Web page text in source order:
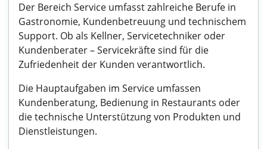
Der Bereich Service umfasst zahlreiche Berufe in
Gastronomie, Kundenbetreuung und technischem
Support. Ob als Kellner, Servicetechniker oder
Kundenberater – Servicekräfte sind für die
Zufriedenheit der Kunden verantwortlich.
Die Hauptaufgaben im Service umfassen
Kundenberatung, Bedienung in Restaurants oder
die technische Unterstützung von Produkten und
Dienstleistungen.